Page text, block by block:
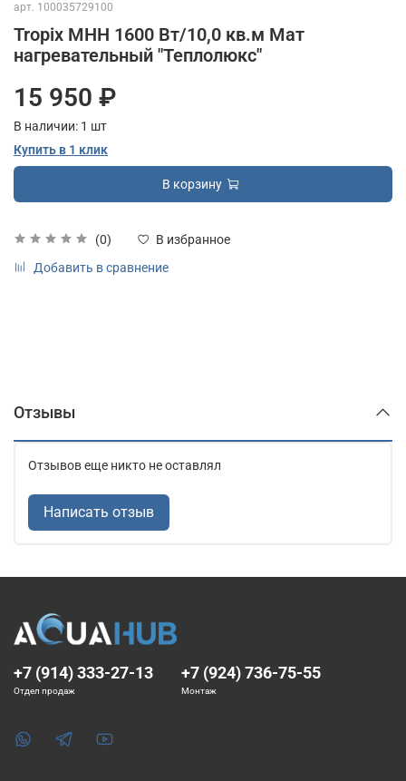
арт. 100035729100
Tropix МНН 1600 Вт/10,0 кв.м Мат
нагревательный "Теплолюкс"
(0)
В избранное
Добавить в сравнение
15 950 ₽
В наличии: 1 шт
Купить в 1 клик
В корзину
Отзывы
Отзывов еще никто не оставлял
Написать отзыв
+7 (914) 333-27-13
Отдел продаж
+7 (924) 736-75-55
Монтаж